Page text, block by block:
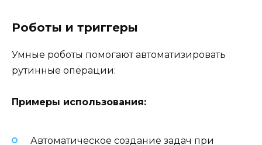
Роботы и триггеры
Умные роботы помогают автоматизировать
рутинные операции:
Примеры использования:
Автоматическое создание задач при